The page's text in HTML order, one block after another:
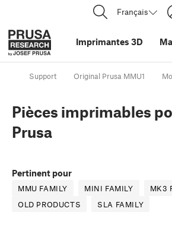
Français
Imprimantes 3D
Support Original Prusa MMU1
Pièces imprimables
Prusa
Pertinent pour
MMU FAMILY MINI FAMILY
MK3
OLD PRODUCTS
SLA FAMILY